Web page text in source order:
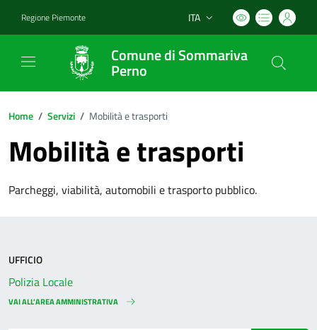
Regione Piemonte Lingua attiva:
ITA
Comune di Sommariva
Perno
Home / Servizi / Mobilità e trasporti
Mobilità e trasporti
Parcheggi, viabilità, automobili e trasporto pubblico.
UFFICIO
Polizia Locale
VAI ALL’AREA AMMINISTRATIVA